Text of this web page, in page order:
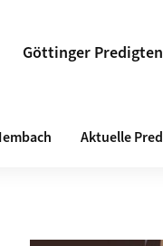
Göttinger
Aktuelle